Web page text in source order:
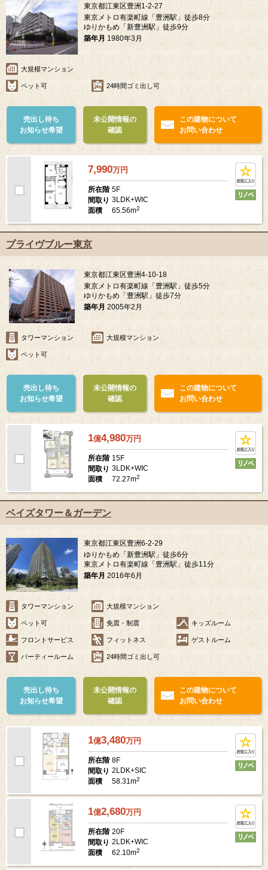
東京都江東区豊洲1-2-27
東京メトロ有楽町線「豊洲駅」徒歩8分
ゆりかもめ「新豊洲駅」徒歩9分
築年月 1980年3月
大規模マンション
ペット可 24時間ゴミ出し可
売出し待ち
お知らせ希望
未公開情報の
確認
この建物について
お問い合わせ
7,990万円
所在階 5F
間取り 3LDK+WIC
面積
65.56m2
プライヴブルー東京
東京都江東区豊洲4-10-18
東京メトロ有楽町線「豊洲駅」徒歩5分
ゆりかもめ「豊洲駅」徒歩7分
築年月 2005年2月
タワーマンション 大規模マンション
ペット可
売出し待ち
お知らせ希望
未公開情報の
確認
この建物について
お問い合わせ
1億4,980万円
所在階 15F
間取り 3LDK+WIC
面積
72.27m2
ベイズタワー＆ガーデン
東京都江東区豊洲6-2-29
ゆりかもめ「新豊洲駅」徒歩6分
東京メトロ有楽町線「豊洲駅」徒歩11分
築年月 2016年6月
タワーマンション 大規模マンション
ペット可 免震・制震 キッズルーム
フロントサービス フィットネス ゲストルーム
パーティールーム 24時間ゴミ出し可
売出し待ち
お知らせ希望
未公開情報の
確認
この建物について
お問い合わせ
1億3,480万円
所在階 8F
間取り 2LDK+SIC
面積
58.31m2
1億2,680万円
所在階 20F
間取り 2LDK+WIC
面積
62.10m2